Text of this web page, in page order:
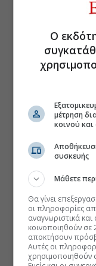
Ο
μέτρηση
κοινού
συσκευής
Μάθετε
Θα γίνει
οι πληροφορίες
αναγνωριστικά
κοινοποιηθούν
αποκτήσουν
Αυτές οι
χρησιμοποιηθούν